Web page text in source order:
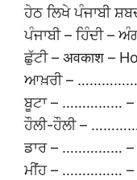
ਹੇਠ ਲਿਖੇ ਪੰਜਾਬੀ
ਪੰਜਾਬੀ – ਹਿੰਦੀ –
ਛੁੱਟੀ – अवकाश –
ਆਖ਼ਰੀ –
ਬੂਟਾ – ……………
ਹੌਲੀ-ਹੌਲੀ –
ਡਾਰ – ……………
ਮੀਂਹ – ……………